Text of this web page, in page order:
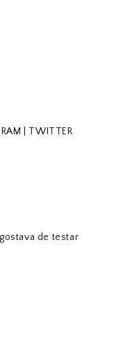
TWITTER
de testar